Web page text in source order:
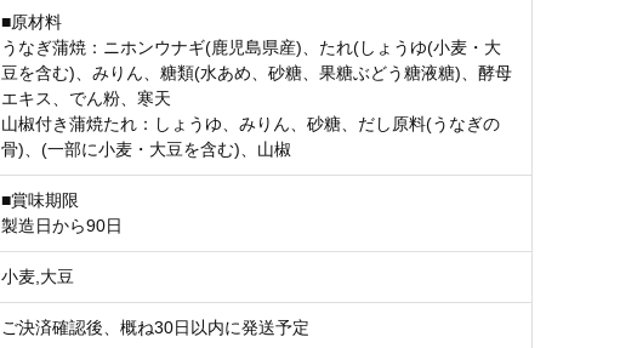
■原材料
うなぎ蒲焼：ニホンウナギ(鹿児島県産)、たれ(しょうゆ(小麦・大
豆を含む)、みりん、糖類(水あめ、砂糖、果糖ぶどう糖液糖)、酵母
エキス、でん粉、寒天
山椒付き蒲焼たれ：しょうゆ、みりん、砂糖、だし原料(うなぎの
骨)、(一部に小麦・大豆を含む)、山椒
■賞味期限
製造日から90日
小麦,大豆
ご決済確認後、概ね30日以内に発送予定